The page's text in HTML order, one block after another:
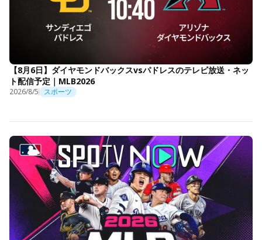
【8月6日】ダイヤモンドバックスvsパドレスのテレビ放送・ネッ
ト配信予定｜MLB2026
2026/8/5 スポーツ